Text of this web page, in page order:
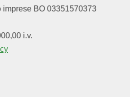
imprese BO 03351570373
i.v.